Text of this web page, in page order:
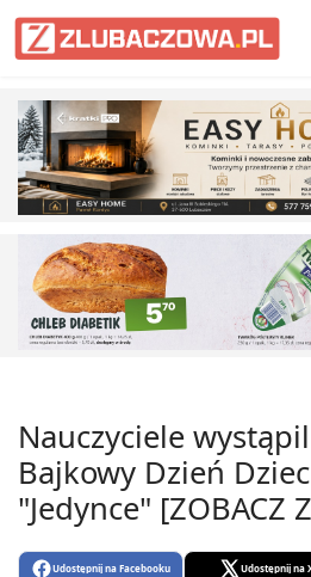
Informacje
Nauczyciele
Bajkowy Dzień
"Jedynce" [ZOBACZ
Udostępnij na Facebooku Udostępnij na